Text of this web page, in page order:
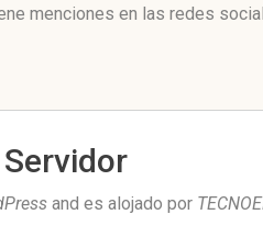
menciones en las redes
and es alojado por